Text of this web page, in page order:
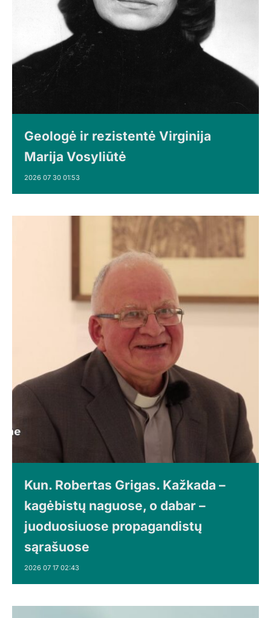
Geologė ir rezistentė Virginija
Marija Vosyliūtė
2026 07 30 01:53
Kun. Robertas Grigas. Kažkada –
kagėbistų naguose, o dabar –
juoduosiuose propagandistų
sąrašuose
2026 07 17 02:43